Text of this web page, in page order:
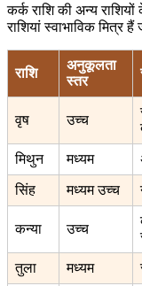
कर्क राशि की अन्य
राशियां स्वाभाविक
राशि
अनुकूलता
स्तर
वृष उच्च
मिथुन मध्यम
सिंह मध्यम उच्च
कन्या उच्च
तुला मध्यम